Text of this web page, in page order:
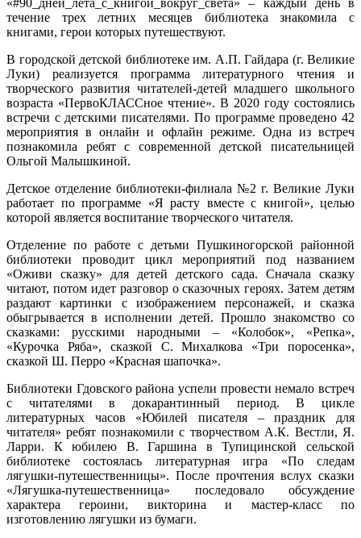
течение трех летних месяцев библиотека знакомила с
книгами, герои которых путешествуют.
В городской детской библиотеке им. А.П. Гайдара (г. Великие
Луки) реализуется программа литературного чтения и
творческого развития читателей-детей младшего школьного
возраста «ПервоКЛАССное чтение». В 2020 году состоялись
встречи с детскими писателями. По программе проведено 42
мероприятия в онлайн и офлайн режиме. Одна из встреч
познакомила ребят с современной детской писательницей
Ольгой Малышкиной.
Детское отделение библиотеки-филиала №2 г. Великие Луки
работает по программе «Я расту вместе с книгой», целью
которой является воспитание творческого читателя.
Отделение по работе с детьми Пушкиногорской районной
библиотеки проводит цикл мероприятий под названием
«Оживи сказку» для детей детского сада. Сначала сказку
читают, потом идет разговор о сказочных героях. Затем детям
раздают картинки с изображением персонажей, и сказка
обыгрывается в исполнении детей. Прошло знакомство со
сказками: русскими народными – «Колобок», «Репка»,
«Курочка Ряба», сказкой С. Михалкова «Три поросенка»,
сказкой Ш. Перро «Красная шапочка».
Библиотеки Гдовского района успели провести немало встреч
с читателями в докарантинный период. В цикле
литературных часов «Юбилей писателя – праздник для
читателя» ребят познакомили с творчеством А.К. Вестли, Я.
Ларри. К юбилею В. Гаршина в Тупицинской сельской
библиотеке состоялась литературная игра «По следам
лягушки-путешественницы». После прочтения вслух сказки
«Лягушка-путешественница» последовало обсуждение
характера героини, викторина и мастер-класс по
изготовлению лягушки из бумаги.